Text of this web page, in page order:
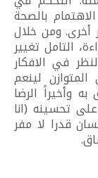
بالصحة
ومن خلال
التامل تغيير
في الافكار
لينعم
وأخيراً الرضا
تحسينه (انا
قدرا لا مفر